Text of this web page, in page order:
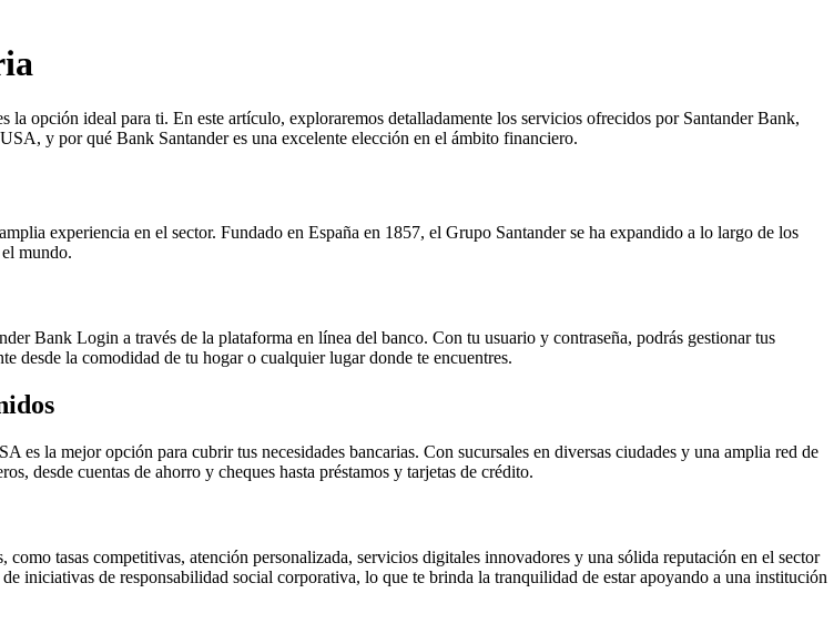
opción ideal para ti. En este artículo, exploraremos detalladamente los servicios ofrecidos por Santander Bank,
y por qué Bank Santander es una excelente elección en el ámbito financiero.
experiencia en el sector. Fundado en España en 1857, el Grupo Santander se ha expandido a lo largo de los
mundo.
Bank Login a través de la plataforma en línea del banco. Con tu usuario y contraseña, podrás gestionar tus
desde la comodidad de tu hogar o cualquier lugar donde te encuentres.
es la mejor opción para cubrir tus necesidades bancarias. Con sucursales en diversas ciudades y una amplia red de
desde cuentas de ahorro y cheques hasta préstamos y tarjetas de crédito.
tasas competitivas, atención personalizada, servicios digitales innovadores y una sólida reputación en el sector
iniciativas de responsabilidad social corporativa, lo que te brinda la tranquilidad de estar apoyando a una institución